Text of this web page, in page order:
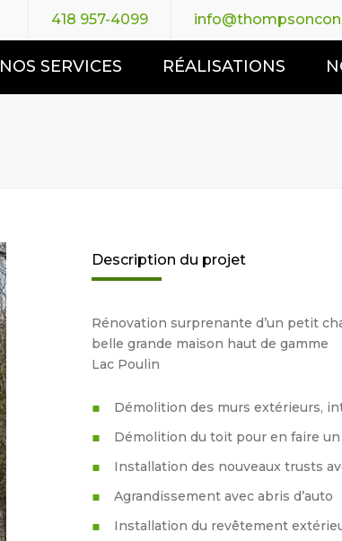
418 957-4099
NOS SERVICES RÉALISATIONS
Description du projet
Rénovation surprenante d’un petit
belle grande maison haut de gamme
Lac Poulin
Démolition des murs extérieurs,
Démolition du toit pour en faire un
Installation des nouveaux trusts
Agrandissement avec abris d’auto
Installation du revêtement